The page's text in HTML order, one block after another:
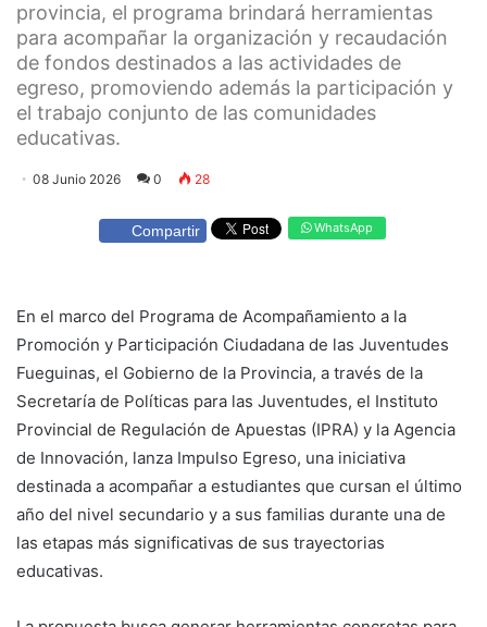
provincia, el programa brindará herramientas
para acompañar la organización y recaudación
de fondos destinados a las actividades de
egreso, promoviendo además la participación y
el trabajo conjunto de las comunidades
educativas.
08 Junio 2026 0 28
Compartir WhatsApp
En el marco del Programa de Acompañamiento a la
Promoción y Participación Ciudadana de las Juventudes
Fueguinas, el Gobierno de la Provincia, a través de la
Secretaría de Políticas para las Juventudes, el Instituto
Provincial de Regulación de Apuestas (IPRA) y la Agencia
de Innovación, lanza Impulso Egreso, una iniciativa
destinada a acompañar a estudiantes que cursan el último
año del nivel secundario y a sus familias durante una de
las etapas más significativas de sus trayectorias
educativas.